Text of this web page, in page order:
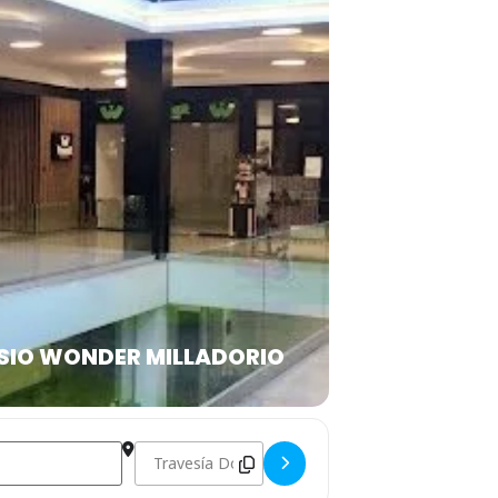
WONDER MILLADORIO
Destination Address - 1er PNTD ZONA GALICIA []